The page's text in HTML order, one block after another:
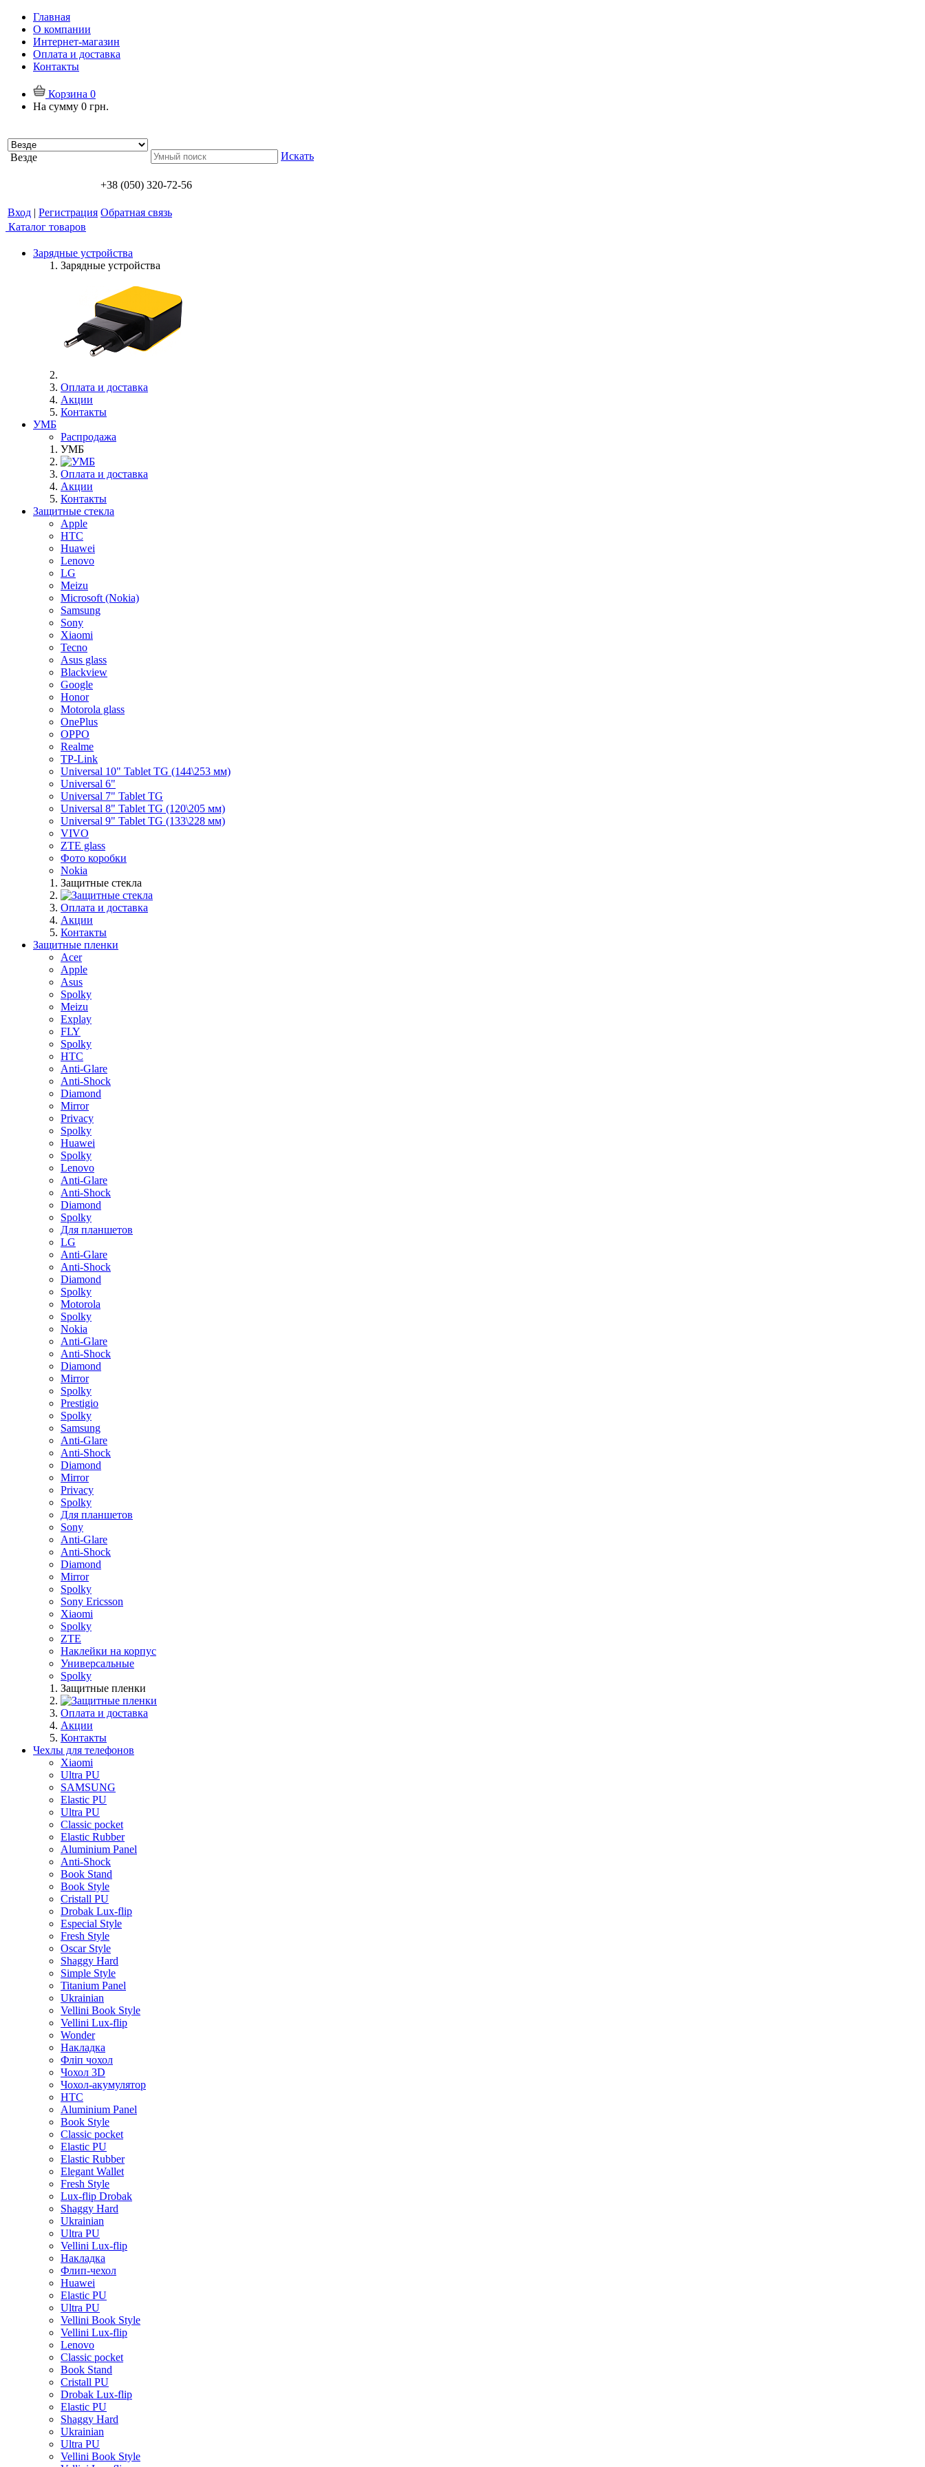
Главная
О компании
Интернет-магазин
Оплата и доставка
Контакты
Корзина 0
На сумму 0 грн.
Везде Искать
+38 (050) 320-72-56
Вход | Регистрация Обратная связь
Каталог товаров
Зарядные устройства
Зарядные устройства
Оплата и доставка
Акции
Контакты
УМБ
Распродажа
УМБ
Оплата и доставка
Акции
Контакты
Защитные стекла
Apple
HTC
Huawei
Lenovo
LG
Meizu
Microsoft (Nokia)
Samsung
Sony
Xiaomi
Tecno
Asus glass
Blackview
Google
Honor
Motorola glass
OnePlus
OPPO
Realme
TP-Link
Universal 10" Tablet TG (144\253 мм)
Universal 6"
Universal 7" Tablet TG
Universal 8" Tablet TG (120\205 мм)
Universal 9" Tablet TG (133\228 мм)
VIVO
ZTE glass
Фото коробки
Nokia
Защитные стекла
Оплата и доставка
Акции
Контакты
Защитные пленки
Acer
Apple
Asus
Spolky
Meizu
Explay
FLY
Spolky
HTC
Anti-Glare
Anti-Shock
Diamond
Mirror
Privacy
Spolky
Huawei
Spolky
Lenovo
Anti-Glare
Anti-Shock
Diamond
Spolky
Для планшетов
LG
Anti-Glare
Anti-Shock
Diamond
Spolky
Motorola
Spolky
Nokia
Anti-Glare
Anti-Shock
Diamond
Mirror
Spolky
Prestigio
Spolky
Samsung
Anti-Glare
Anti-Shock
Diamond
Mirror
Privacy
Spolky
Для планшетов
Sony
Anti-Glare
Anti-Shock
Diamond
Mirror
Spolky
Sony Ericsson
Xiaomi
Spolky
ZTE
Наклейки на корпус
Универсальные
Spolky
Защитные пленки
Оплата и доставка
Акции
Контакты
Чехлы для телефонов
Xiaomi
Ultra PU
SAMSUNG
Elastic PU
Ultra PU
Classic pocket
Elastic Rubber
Aluminium Panel
Anti-Shock
Book Stand
Book Style
Cristall PU
Drobak Lux-flip
Especial Style
Fresh Style
Oscar Style
Shaggy Hard
Simple Style
Titanium Panel
Ukrainian
Vellini Book Style
Vellini Lux-flip
Wonder
Накладка
Фліп чохол
Чохол 3D
Чохол-акумулятор
HTC
Aluminium Panel
Book Style
Classic pocket
Elastic PU
Elastic Rubber
Elegant Wallet
Fresh Style
Lux-flip Drobak
Shaggy Hard
Ukrainian
Ultra PU
Vellini Lux-flip
Накладка
Флип-чехол
Huawei
Elastic PU
Ultra PU
Vellini Book Style
Vellini Lux-flip
Lenovo
Classic pocket
Book Stand
Cristall PU
Drobak Lux-flip
Elastic PU
Shaggy Hard
Ukrainian
Ultra PU
Vellini Book Style